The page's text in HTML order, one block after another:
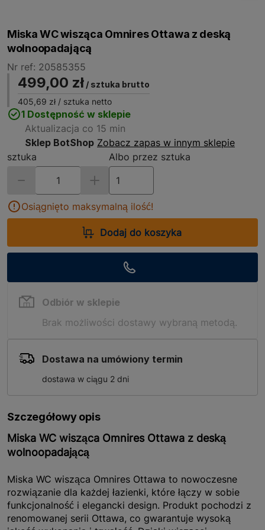
Miska WC wisząca Omnires Ottawa z deską
wolnoopadającą
Nr ref: 20585355
499,00 zł / sztuka brutto
405,69 zł / sztuka netto
1 Dostępność w sklepie
Aktualizacja co 15 min
Sklep BotShop Zobacz zapas w innym sklepie
sztuka
Albo przez sztuka
Osiągnięto maksymalną ilość!
Dodaj do koszyka
Odbiór w sklepie
Brak możliwości dostawy wybraną metodą.
Dostawa na umówiony termin
dostawa w ciągu 2 dni
Szczegółowy opis
Miska WC wisząca Omnires Ottawa z deską
wolnoopadającą
Miska WC wisząca Omnires Ottawa to nowoczesne
rozwiązanie dla każdej łazienki, które łączy w sobie
funkcjonalność i elegancki design. Produkt pochodzi z
renomowanej serii Ottawa, co gwarantuje wysoką